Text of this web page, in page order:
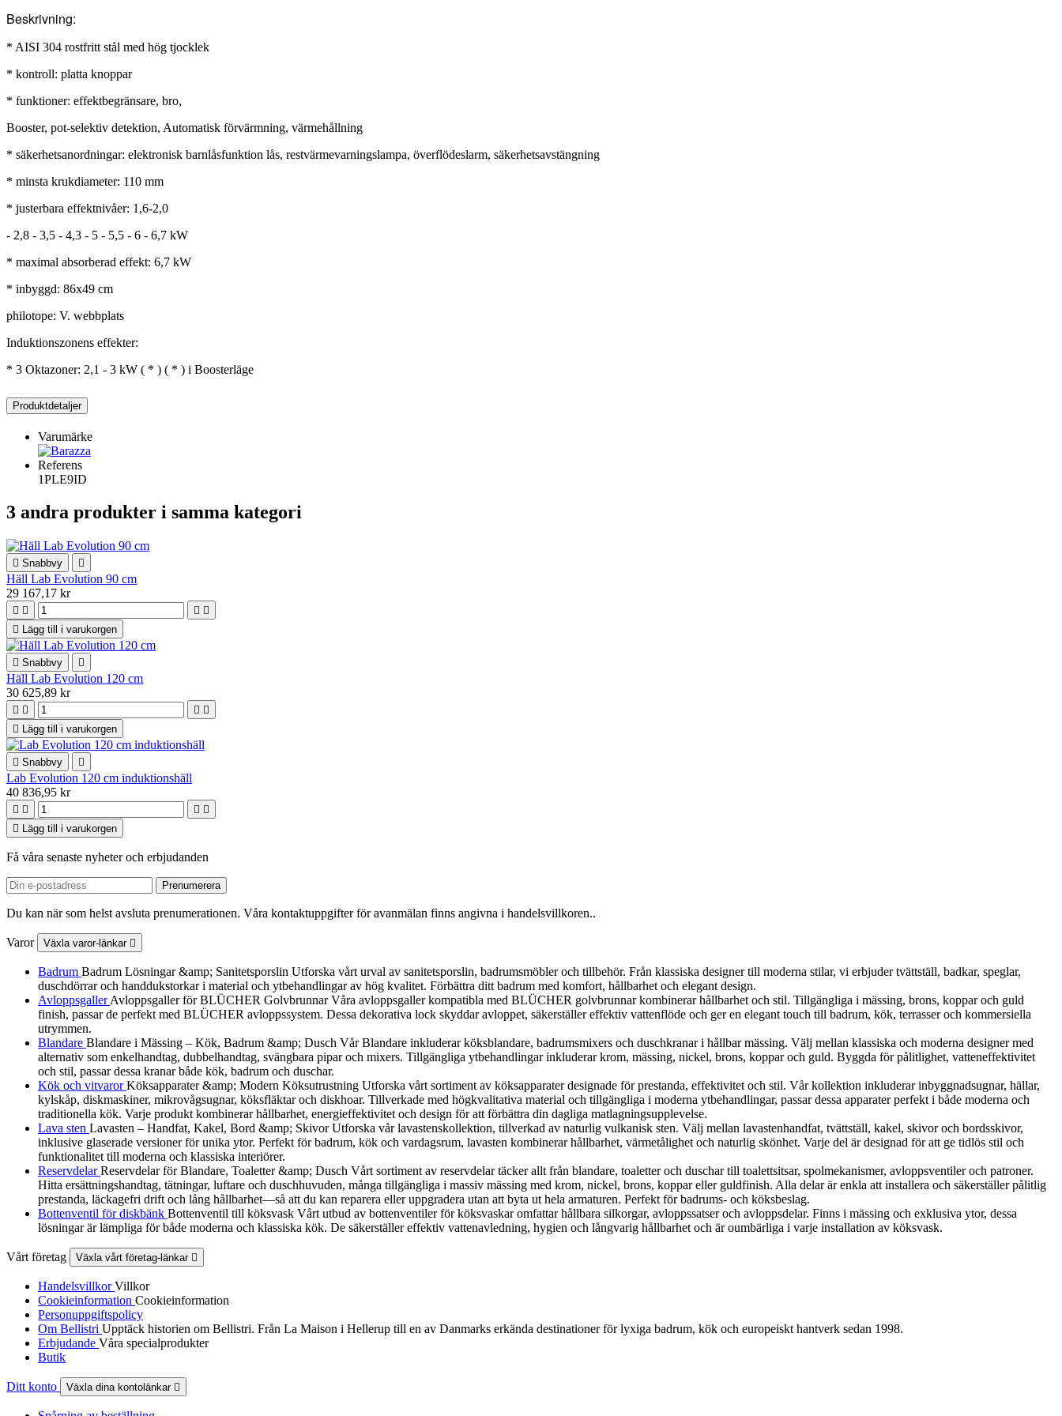
Beskrivning:
* AISI 304 rostfritt stål med hög tjocklek
* kontroll: platta knoppar
* funktioner: effektbegränsare, bro,
Booster, pot-selektiv detektion, Automatisk förvärmning, värmehållning
* säkerhetsanordningar: elektronisk barnlåsfunktion lås, restvärmevarningslampa, överflödeslarm, säkerhetsavstängning
* minsta krukdiameter: 110 mm
* justerbara effektnivåer: 1,6-2,0
- 2,8 - 3,5 - 4,3 - 5 - 5,5 - 6 - 6,7 kW
* maximal absorberad effekt: 6,7 kW
* inbyggd: 86x49 cm
philotope: V. webbplats
Induktionszonens effekter:
* 3 Oktazoner: 2,1 - 3 kW ( * ) ( * ) i Boosterläge
Produktdetaljer
Varumärke
Referens
1PLE9ID
3 andra produkter i samma kategori
 Snabbvy 
Häll Lab Evolution 90 cm
29 167,17 kr
   
 Lägg till i varukorgen
 Snabbvy 
Häll Lab Evolution 120 cm
30 625,89 kr
   
 Lägg till i varukorgen
 Snabbvy 
Lab Evolution 120 cm induktionshäll
40 836,95 kr
   
 Lägg till i varukorgen
Få våra senaste nyheter och erbjudanden
Du kan när som helst avsluta prenumerationen. Våra kontaktuppgifter för avanmälan finns angivna i handelsvillkoren..
Varor Växla varor-länkar 
Badrum Badrum Lösningar &amp; Sanitetsporslin Utforska vårt urval av sanitetsporslin, badrumsmöbler och tillbehör. Från klassiska designer till moderna stilar, vi erbjuder tvättställ, badkar, speglar,
duschdörrar och handdukstorkar i material och ytbehandlingar av hög kvalitet. Förbättra ditt badrum med komfort, hållbarhet och elegant design.
AvloppsgallerAvloppsgaller för BLÜCHER Golvbrunnar Våra avloppsgaller kompatibla med BLÜCHER golvbrunnar kombinerar hållbarhet och stil. Tillgängliga i mässing, brons, koppar och guld
finish, passar de perfekt med BLÜCHER avloppssystem. Dessa dekorativa lock skyddar avloppet, säkerställer effektiv vattenflöde och ger en elegant touch till badrum, kök, terrasser och kommersiella
utrymmen.
Blandare Blandare i Mässing – Kök, Badrum &amp; Dusch Vår Blandare inkluderar köksblandare, badrumsmixers och duschkranar i hållbar mässing. Välj mellan klassiska och moderna designer med
alternativ som enkelhandtag, dubbelhandtag, svängbara pipar och mixers. Tillgängliga ytbehandlingar inkluderar krom, mässing, nickel, brons, koppar och guld. Byggda för pålitlighet, vatteneffektivitet
och stil, passar dessa kranar både kök, badrum och duschar.
Kök och vitvarorKöksapparater &amp; Modern Köksutrustning Utforska vårt sortiment av köksapparater designade för prestanda, effektivitet och stil. Vår kollektion inkluderar inbyggnadsugnar, hällar,
kylskåp, diskmaskiner, mikrovågsugnar, köksfläktar och diskhoar. Tillverkade med högkvalitativa material och tillgängliga i moderna ytbehandlingar, passar dessa apparater perfekt i både moderna och
traditionella kök. Varje produkt kombinerar hållbarhet, energieffektivitet och design för att förbättra din dagliga matlagningsupplevelse.
Lava sten Lavasten – Handfat, Kakel, Bord &amp; Skivor Utforska vår lavastenskollektion, tillverkad av naturlig vulkanisk sten. Välj mellan lavastenhandfat, tvättställ, kakel, skivor och bordsskivor,
inklusive glaserade versioner för unika ytor. Perfekt för badrum, kök och vardagsrum, lavasten kombinerar hållbarhet, värmetålighet och naturlig skönhet. Varje del är designad för att ge tidlös stil och
funktionalitet till moderna och klassiska interiörer.
ReservdelarReservdelar för Blandare, Toaletter &amp; Dusch Vårt sortiment av reservdelar täcker allt från blandare, toaletter och duschar till toalettsitsar, spolmekanismer, avloppsventiler och patroner.
Hitta ersättningshandtag, tätningar, luftare och duschhuvuden, många tillgängliga i massiv mässing med krom, nickel, brons, koppar eller guldfinish. Alla delar är enkla att installera och säkerställer pålitlig
prestanda, läckagefri drift och lång hållbarhet—så att du kan reparera eller uppgradera utan att byta ut hela armaturen. Perfekt för badrums- och köksbeslag.
Bottenventil för diskbänk Bottenventil till köksvask Vårt utbud av bottenventiler för köksvaskar omfattar hållbara silkorgar, avloppssatser och avloppsdelar. Finns i mässing och exklusiva ytor, dessa
lösningar är lämpliga för både moderna och klassiska kök. De säkerställer effektiv vattenavledning, hygien och långvarig hållbarhet och är oumbärliga i varje installation av köksvask.
Vårt företag Växla vårt företag-länkar 
HandelsvillkorVillkor
Cookieinformation Cookieinformation
Personuppgiftspolicy
Om Bellistri Upptäck historien om Bellistri. Från La Maison i Hellerup till en av Danmarks erkända destinationer för lyxiga badrum, kök och europeiskt hantverk sedan 1998.
Erbjudande Våra specialprodukter
Butik
Ditt konto Växla dina kontolänkar 